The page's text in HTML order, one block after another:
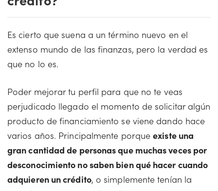
Es cierto que suena a un término nuevo en el
extenso mundo de las finanzas, pero la verdad es
que no lo es.
Poder mejorar tu perfil para que no te veas
perjudicado llegado el momento de solicitar algún
producto de financiamiento se viene dando hace
varios años. Principalmente porqueexiste una
gran cantidad de personas que muchas veces por
desconocimiento no saben bien qué hacer cuando
adquieren un crédito, o simplemente tenían la